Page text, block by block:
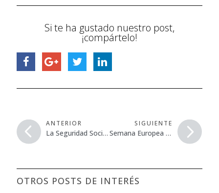
Si te ha gustado nuestro post,
¡compártelo!
ANTERIOR
La Seguridad Social reconoce la relación del cáncer con el amianto en los trabajadores de Fagor Ederlan Tafalla
SIGUIENTE
Semana Europea para la Seguridad y Salud en el Trabajo “Manipulación de Sustancias Peligrosas”
OTROS POSTS DE INTERÉS